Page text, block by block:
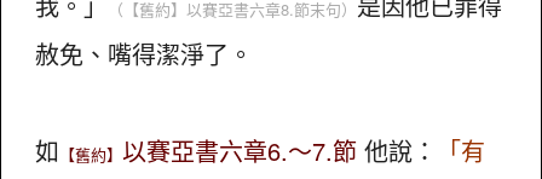
（【舊約】以賽亞書六章8.節末句）
赦免、嘴得潔淨了。
如 【舊約】 以賽亞書六章6.～7.節他說：
「有